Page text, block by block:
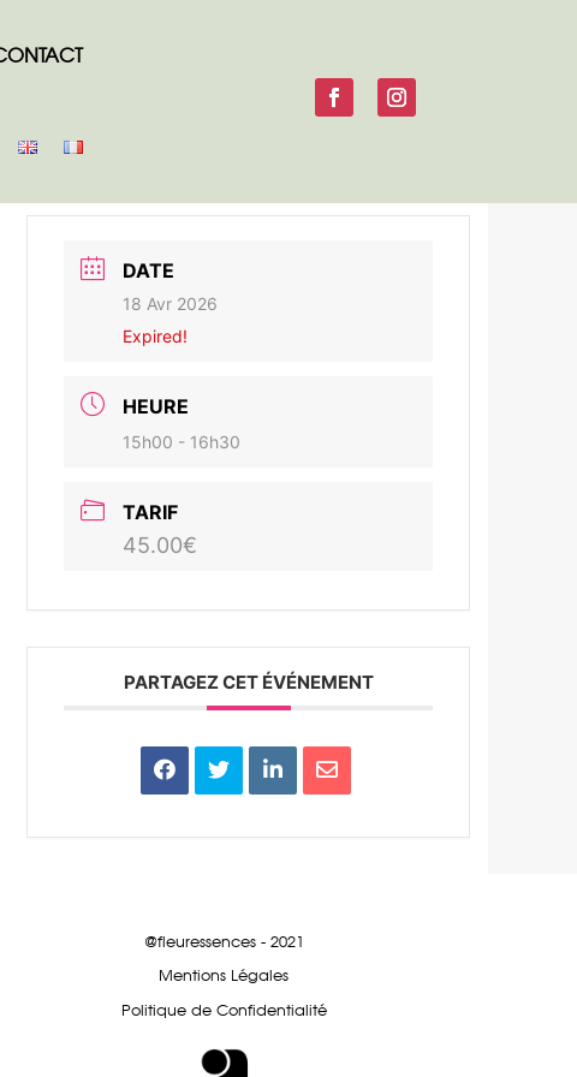
DATE
18 Avr 2026
Expired!
HEURE
15h00 - 16h30
TARIF
45.00€
PARTAGEZ CET ÉVÉNEMENT
@fleuressences - 2021
Mentions Légales
Politique de Confidentialité